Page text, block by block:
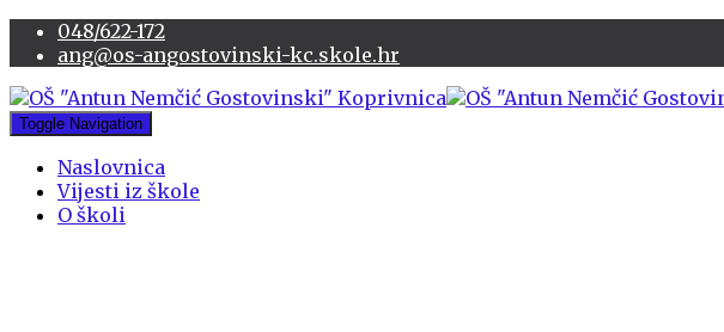
048/622-172
ang@os-angostovinski-kc.skole.hr
Toggle Navigation
Naslovnica
Vijesti iz škole
O školi